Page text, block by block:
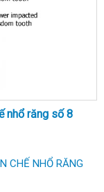
nhổ răng số 8
CHẾ NHỔ RĂNG